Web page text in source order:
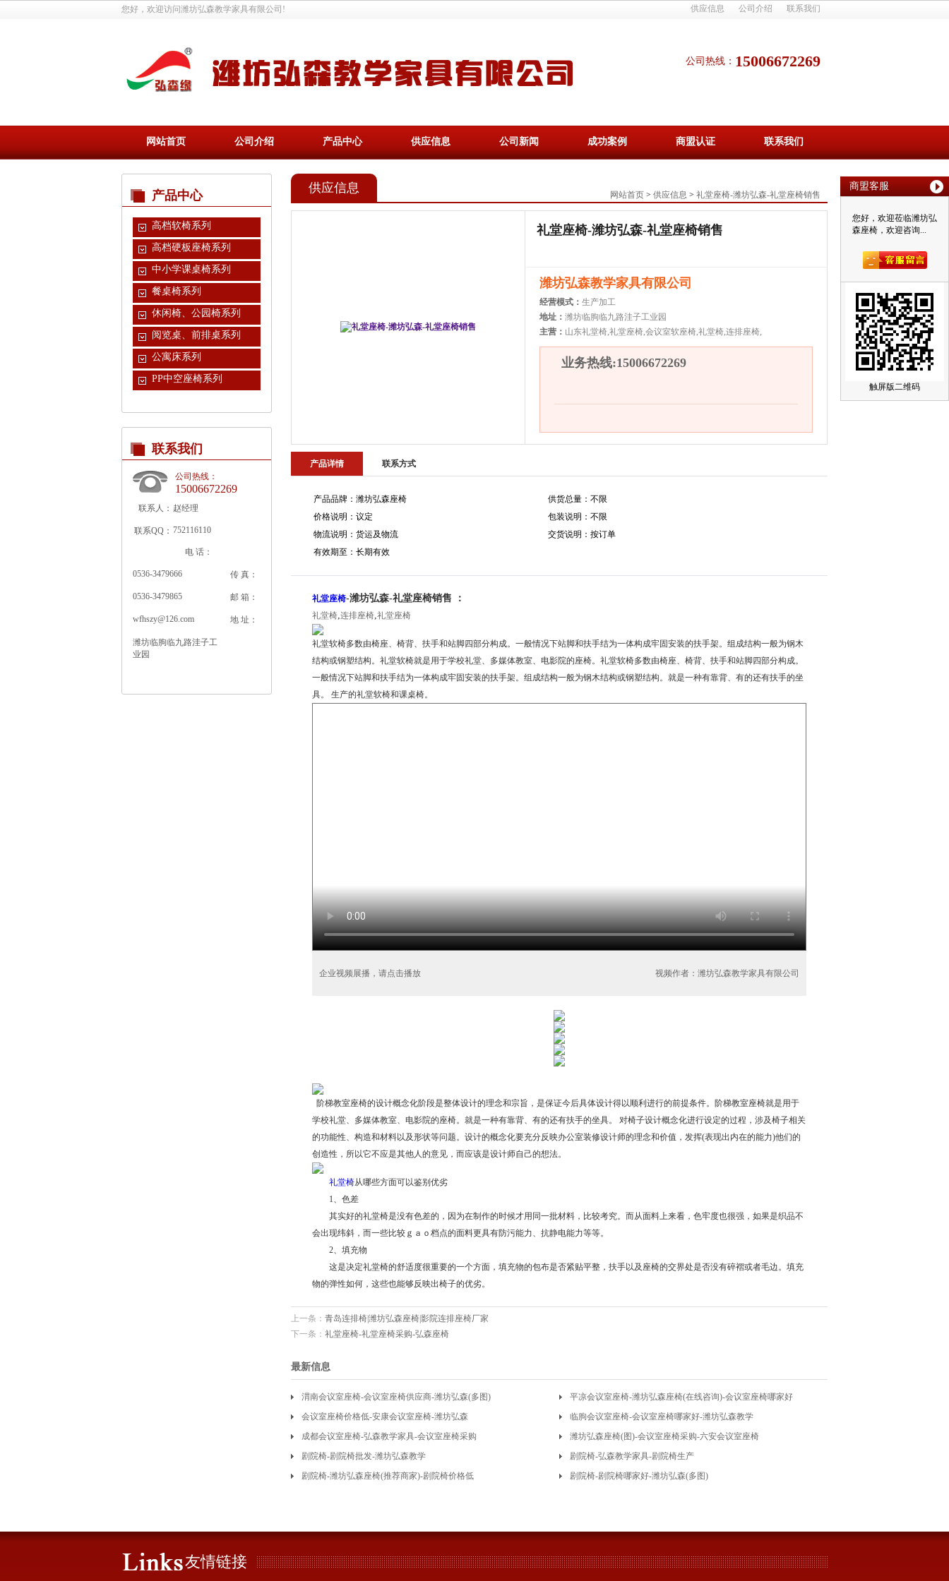
商盟客服
您好，欢迎莅临潍坊弘
森座椅，欢迎咨询...
触屏版二维码
您好，欢迎访问潍坊弘森教学家具有限公司! 供应信息 公司介绍 联系我们
公司热线： 15006672269
网站首页 公司介绍 产品中心 供应信息 公司新闻 成功案例 商盟认证 联系我们
产品中心
高档软椅系列
高档硬板座椅系列
中小学课桌椅系列
餐桌椅系列
休闲椅、公园椅系列
阅览桌、前排桌系列
公寓床系列
PP中空座椅系列
联系我们
公司热线：
15006672269
联系人： 赵经理
联系QQ： 752116110
电 话：
0536-3479666 传 真：
0536-3479865 邮 箱：
wfhszy@126.com 地 址：
潍坊临朐临九路洼子工
业园
网站首页 > 供应信息 > 礼堂座椅-潍坊弘森-礼堂座椅销售
供应信息
礼堂座椅-潍坊弘森-礼堂座椅销售
潍坊弘森教学家具有限公司
经营模式： 生产加工
地址： 潍坊临朐临九路洼子工业园
主营： 山东礼堂椅,礼堂座椅,会议室软座椅,礼堂椅,连排座椅,
业务热线:15006672269
产品详情 联系方式
产品品牌：潍坊弘森座椅
供货总量：不限
价格说明：议定
包装说明：不限
物流说明：货运及物流
交货说明：按订单
有效期至：长期有效
礼堂座椅-潍坊弘森-礼堂座椅销售 ：
礼堂椅,连排座椅,礼堂座椅
礼堂软椅多数由椅座、椅背、扶手和站脚四部分构成。一般情况下站脚和扶手结为一体构成牢固安装的扶手架。组成结构一般为钢木
结构或钢塑结构。礼堂软椅就是用于学校礼堂、多媒体教室、电影院的座椅。礼堂软椅多数由椅座、椅背、扶手和站脚四部分构成。
一般情况下站脚和扶手结为一体构成牢固安装的扶手架。组成结构一般为钢木结构或钢塑结构。就是一种有靠背、有的还有扶手的坐
具。 生产的礼堂软椅和课桌椅。
企业视频展播，请点击播放 视频作者：潍坊弘森教学家具有限公司
阶梯教室座椅的设计概念化阶段是整体设计的理念和宗旨，是保证今后具体设计得以顺利进行的前提条件。阶梯教室座椅就是用于
学校礼堂、多媒体教室、电影院的座椅。就是一种有靠背、有的还有扶手的坐具。 对椅子设计概念化进行设定的过程，涉及椅子相关
的功能性、构造和材料以及形状等问题。设计的概念化要充分反映办公室装修设计师的理念和价值，发挥(表现出内在的能力)他们的
创造性，所以它不应是其他人的意见，而应该是设计师自己的想法。
礼堂椅从哪些方面可以鉴别优劣
1、色差
其实好的礼堂椅是没有色差的，因为在制作的时候才用同一批材料，比较考究。而从面料上来看，色牢度也很强，如果是织品不
会出现纬斜，而一些比较ｇａｏ档点的面料更具有防污能力、抗静电能力等等。
2、填充物
这是决定礼堂椅的舒适度很重要的一个方面，填充物的包布是否紧贴平整，扶手以及座椅的交界处是否没有碎褶或者毛边。填充
物的弹性如何，这些也能够反映出椅子的优劣。
上一条： 青岛连排椅|潍坊弘森座椅|影院连排座椅厂家
下一条： 礼堂座椅-礼堂座椅采购-弘森座椅
最新信息
渭南会议室座椅-会议室座椅供应商-潍坊弘森(多图)
平凉会议室座椅-潍坊弘森座椅(在线咨询)-会议室座椅哪家好
会议室座椅价格低-安康会议室座椅-潍坊弘森
临朐会议室座椅-会议室座椅哪家好-潍坊弘森教学
成都会议室座椅-弘森教学家具-会议室座椅采购
潍坊弘森座椅(图)-会议室座椅采购-六安会议室座椅
剧院椅-剧院椅批发-潍坊弘森教学
剧院椅-弘森教学家具-剧院椅生产
剧院椅-潍坊弘森座椅(推荐商家)-剧院椅价格低
剧院椅-剧院椅哪家好-潍坊弘森(多图)
友情链接